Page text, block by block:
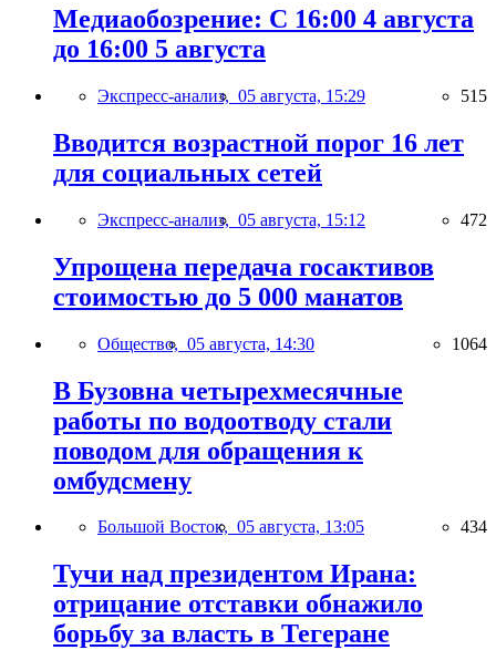
Медиаобозрение: С 16:00 4 августа
до 16:00 5 августа
Экспресс-анализ, 05 августа, 15:29 515
Вводится возрастной порог 16 лет
для социальных сетей
Экспресс-анализ, 05 августа, 15:12 472
Упрощена передача госактивов
стоимостью до 5 000 манатов
Общество, 05 августа, 14:30 1064
В Бузовна четырехмесячные
работы по водоотводу стали
поводом для обращения к
омбудсмену
Большой Восток, 05 августа, 13:05 434
Тучи над президентом Ирана:
отрицание отставки обнажило
борьбу за власть в Тегеране